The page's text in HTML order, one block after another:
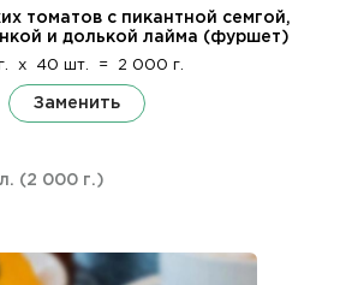
томатов с пикантной семгой,
и долькой лайма (фуршет)
x 40 шт. = 2 000 г.
Заменить
(2 000 г.)